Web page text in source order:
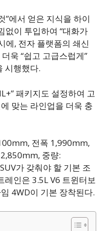
”에서 얻은 지식을 하이
없이 투입하여 “대화가
에, 전자 플랫폼의 쇄신
욱 “쉽고 고급스럽게”
시행했다.
패키지도 설정하여 고
맞는 라인업을 더욱 충
전폭 1,990mm,
중량:
가 갖춰야 할 기본 조
레인은 3.5L V6 트윈터보
4WD이 기본 장착된다.